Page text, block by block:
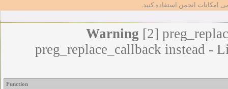
امکانات انجمن استفاده کنید.
Warning [2]
preg_replace_callback instead -
Function